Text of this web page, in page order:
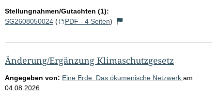
Stellungnahmen/Gutachten (1):
SG2608050024 ( PDF - 4 Seiten)
Änderung/Ergänzung Klimaschutzgesetz
Angegeben von: Eine Erde. Das ökumenische Netzwerk am
04.08.2026